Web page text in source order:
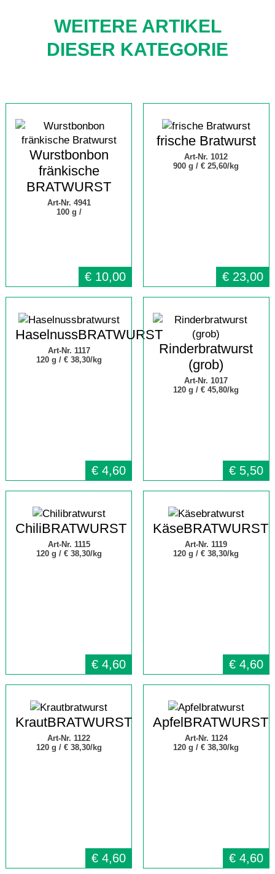
WEITERE ARTIKEL
DIESER KATEGORIE
Wurstbonbon
fränkische
BRATWURST
Art-Nr. 4941
100 g /
€ 10,00
frische Bratwurst
Art-Nr. 1012
900 g /€ 25,60/kg
€ 23,00
HaselnussBRATWURST
Art-Nr. 1117
120 g / € 38,30/kg
€ 4,60
Rinderbratwurst
(grob)
Art-Nr. 1017
120 g /€ 45,80/kg
€ 5,50
ChiliBRATWURST
Art-Nr. 1115
120 g / € 38,30/kg
€ 4,60
KäseBRATWURST
Art-Nr. 1119
120 g /€ 38,30/kg
€ 4,60
KrautBRATWURST
Art-Nr. 1122
120 g / € 38,30/kg
€ 4,60
ApfelBRATWURST
Art-Nr. 1124
120 g /€ 38,30/kg
€ 4,60